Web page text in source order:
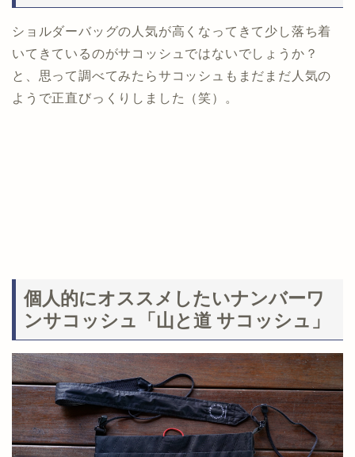
ショルダーバッグの人気が高くなってきて少し落ち着
いてきているのがサコッシュではないでしょうか？
と、思って調べてみたらサコッシュもまだまだ人気の
ようで正直びっくりしました（笑）。
個人的にオススメしたいナンバーワ
ンサコッシュ「山と道 サコッシュ」